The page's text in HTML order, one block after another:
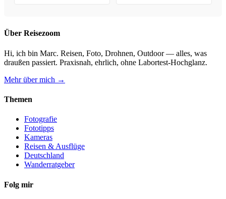
Über Reisezoom
Hi, ich bin Marc. Reisen, Foto, Drohnen, Outdoor — alles, was
draußen passiert. Praxisnah, ehrlich, ohne Labortest-Hochglanz.
Mehr über mich →
Themen
Fotografie
Fototipps
Kameras
Reisen & Ausflüge
Deutschland
Wanderratgeber
Folg mir